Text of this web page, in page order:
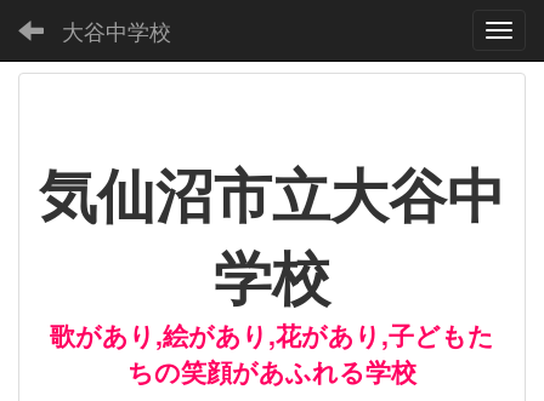
大谷中学校
気仙沼市立大谷中
学校
歌があり,絵があり,花があり,子どもた
ちの笑顔があふれる学校